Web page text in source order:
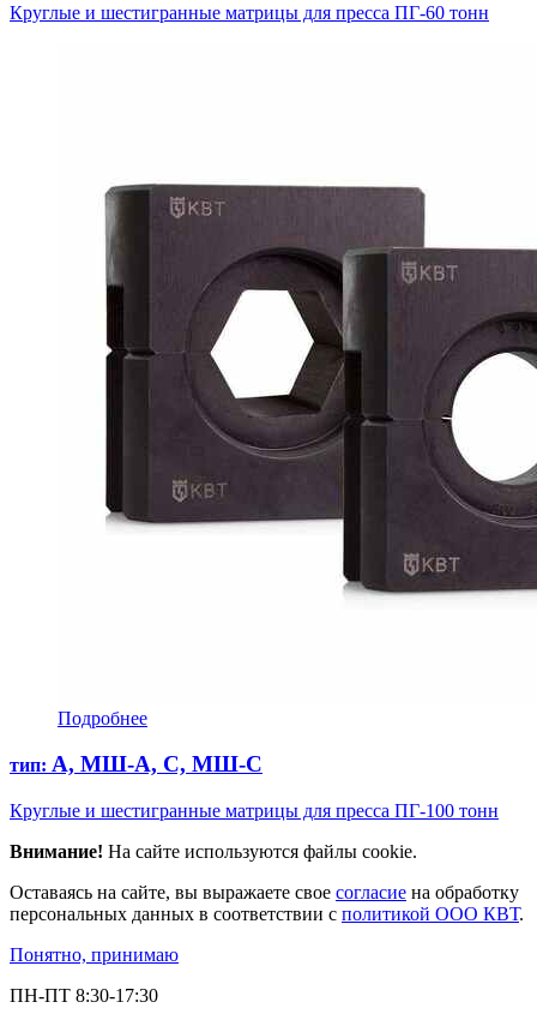
Круглые и шестигранные матрицы для пресса ПГ-60 тонн
Подробнее
тип: А, МШ-А, С, МШ-С
Круглые и шестигранные матрицы для пресса ПГ-100 тонн
Внимание! На сайте используются файлы cookie.
Оставаясь на сайте, вы выражаете свое согласие на обработку
персональных данных в соответствии с политикой ООО КВТ.
Понятно, принимаю
ПН-ПТ 8:30-17:30